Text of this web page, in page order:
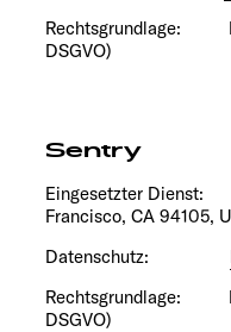
Rechtsgrundlage:
DSGVO)
Sentry
Eingesetzter Dienst:
Francisco, CA 94105,
Datenschutz:
Rechtsgrundlage:
DSGVO)